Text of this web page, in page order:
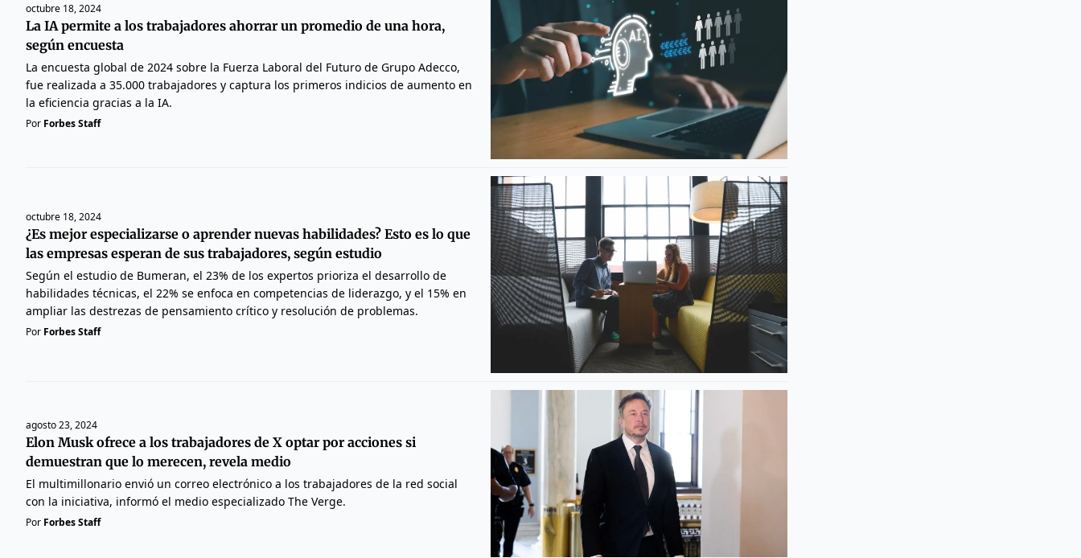
octubre 18, 2024
La IA permite a los trabajadores ahorrar un promedio de una hora,
según encuesta
La encuesta global de 2024 sobre la Fuerza Laboral del Futuro de Grupo Adecco,
fue realizada a 35.000 trabajadores y captura los primeros indicios de aumento en
la eficiencia gracias a la IA.
Por Forbes Staff
octubre 18, 2024
¿Es mejor especializarse o aprender nuevas habilidades? Esto es lo que
las empresas esperan de sus trabajadores, según estudio
Según el estudio de Bumeran, el 23% de los expertos prioriza el desarrollo de
habilidades técnicas, el 22% se enfoca en competencias de liderazgo, y el 15% en
ampliar las destrezas de pensamiento crítico y resolución de problemas.
Por Forbes Staff
agosto 23, 2024
Elon Musk ofrece a los trabajadores de X optar por acciones si
demuestran que lo merecen, revela medio
El multimillonario envió un correo electrónico a los trabajadores de la red social
con la iniciativa, informó el medio especializado The Verge.
Por Forbes Staff